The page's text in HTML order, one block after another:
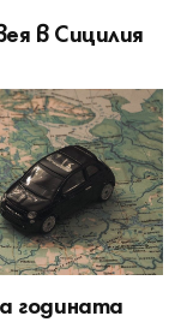
в Сицилия
годината